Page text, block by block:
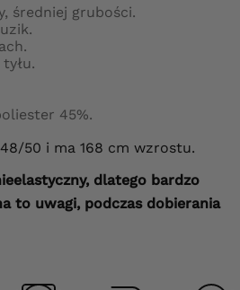
średniej grubości.
45%.
50 i ma 168 cm wzrostu.
dlatego bardzo
to uwagi, podczas dobierania